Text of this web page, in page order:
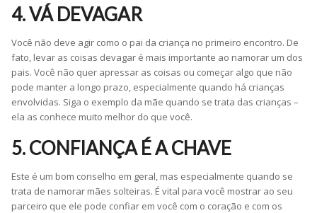
4. VÁ DEVAGAR
Você não deve agir como o pai da criança no primeiro encontro. De
fato, levar as coisas devagar é mais importante ao namorar um dos
pais. Você não quer apressar as coisas ou começar algo que não
pode manter a longo prazo, especialmente quando há crianças
envolvidas. Siga o exemplo da mãe quando se trata das crianças –
ela as conhece muito melhor do que você.
5. CONFIANÇA É A CHAVE
Este é um bom conselho em geral, mas especialmente quando se
trata de namorar mães solteiras. É vital para você mostrar ao seu
parceiro que ele pode confiar em você com o coração e com os